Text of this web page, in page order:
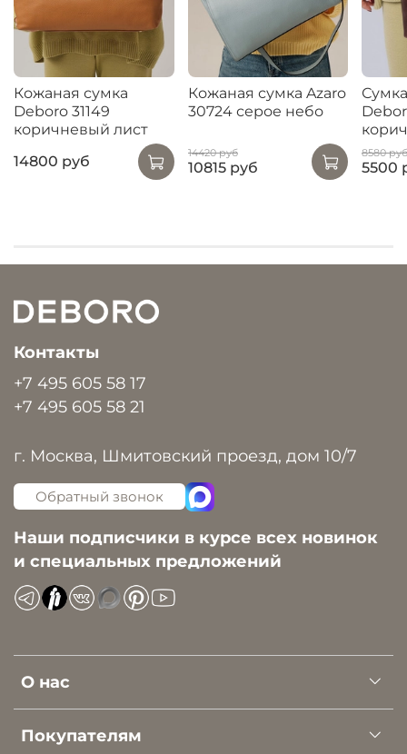
Кожаная сумка
Deboro 31149
коричневый лист
14800 руб
Кожаная сумка Azaro
30724 серое небо
14420 руб
10815 руб
8580 руб
5500
О нас
Покупателям
Контакты
+7 495 605 58 17
+7 495 605 58 21
г. Москва, Шмитовский проезд, дом 10/7
Обратный звонок
Наши подписчики в курсе всех новинок
и специальных предложений